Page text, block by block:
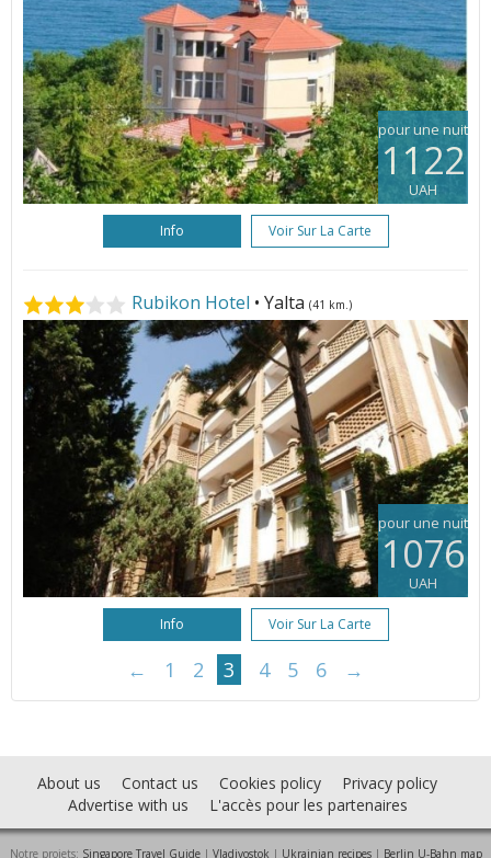
pour une nuit
1122
UAH
Info Voir Sur La Carte
Rubikon Hotel • Yalta (41 km.)
pour une nuit
1076
UAH
Info Voir Sur La Carte
← 1 2 3 4 5 6 →
About us Contact us Cookies policy
Privacy policy
Advertise with us
L'accès pour les partenaires
Notre projets: Singapore Travel Guide| Vladivostok | Ukrainian recipes| Berlin U-Bahn map